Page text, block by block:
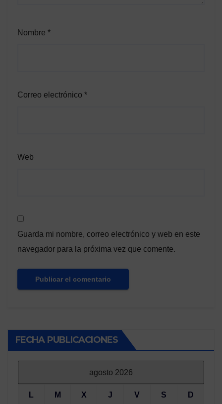
Nombre *
Correo electrónico *
Web
Guarda mi nombre, correo electrónico y web en este
navegador para la próxima vez que comente.
FECHA PUBLICACIONES
agosto 2026
L M X J V S D